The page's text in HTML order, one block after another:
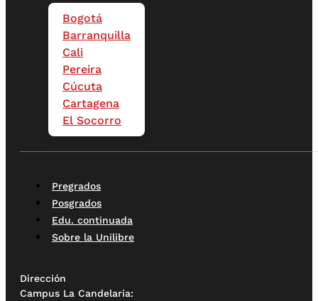
Bogotá
Barranquilla
Cali
Pereira
Cúcuta
Cartagena
El Socorro
Pregrados
Posgrados
Edu. continuada
Sobre la Unilibre
Dirección
Campus La Candelaria: